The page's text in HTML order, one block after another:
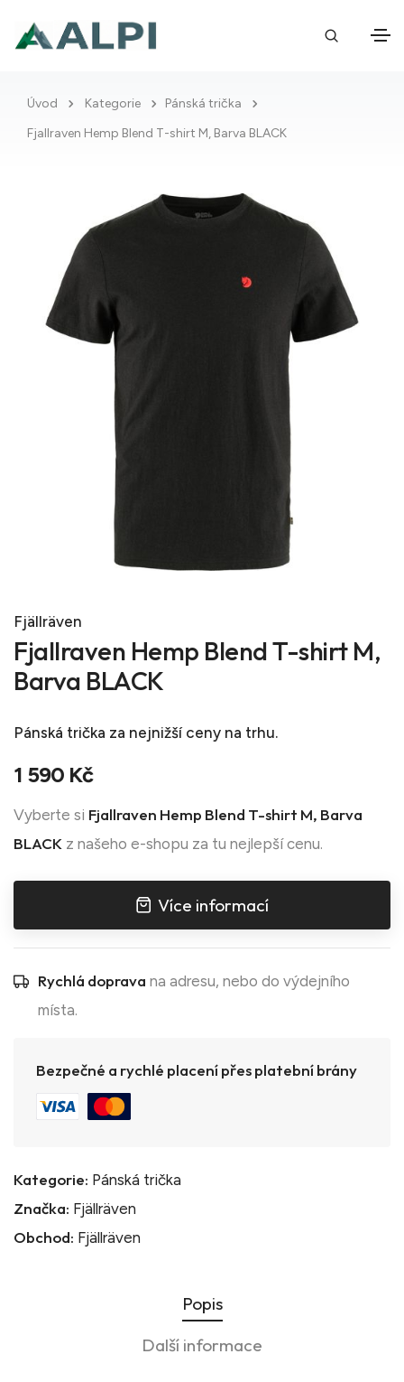
Úvod Kategorie
Pánská trička
Fjallraven Hemp Blend T-shirt M, Barva BLACK
Fjällräven
Fjallraven Hemp Blend T-shirt M,
Barva BLACK
Pánská trička za nejnižší ceny na trhu.
1 590 Kč
Vyberte si Fjallraven Hemp Blend T-shirt M, Barva
BLACK z našeho e-shopu za tu nejlepší cenu.
Více informací
Rychlá doprava na adresu, nebo do výdejního
místa.
Bezpečné a rychlé placení přes platební brány
Kategorie: Pánská trička
Značka: Fjällräven
Obchod: Fjällräven
Popis
Další informace